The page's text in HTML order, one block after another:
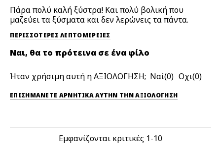
Πάρα πολύ καλή ξύστρα! Και πολύ βολική που
μαζεύει τα ξύσματα και δεν λερώνεις τα πάντα.
ΠΕΡΙΣΣΌΤΕΡΕΣ ΛΕΠΤΟΜΈΡΕΙΕΣ
Ναι, θα το πρότεινα σε ένα φίλο
Ήταν χρήσιμη αυτή η ΑΞΙΟΛΟΓΗΣΗ; 0 0
ΕΠΙΣΗΜΆΝΕΤΕ ΑΡΝΗΤΙΚΆ ΑΥΤΉΝ ΤΗΝ ΑΞΙΟΛΟΓΗΣΗ
Εμφανίζονται κριτικές 1-10